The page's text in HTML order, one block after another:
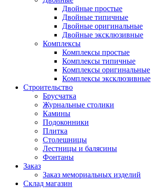
Двойные простые
Двойные типичные
Двойные оригинальные
Двойные эксклюзивные
Комплексы
Комплексы простые
Комплексы типичные
Комплексы оригинальные
Комплексы эксклюзивные
Строительство
Брусчатка
Журнальные столики
Камины
Подоконники
Плитка
Столешницы
Лестницы и балясины
Фонтаны
Заказ
Заказ мемориальных изделий
Склад магазин